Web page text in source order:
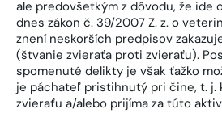
ale predovšetkým z dôvodu, že ide
dnes zákon č. 39/2007 Z. z. o
znení neskorších predpisov
(štvanie zvieraťa proti zvieraťu).
spomenuté delikty je však ťažko
je páchateľ pristihnutý pri čine, t. j.
zvieraťu a/alebo prijíma za túto